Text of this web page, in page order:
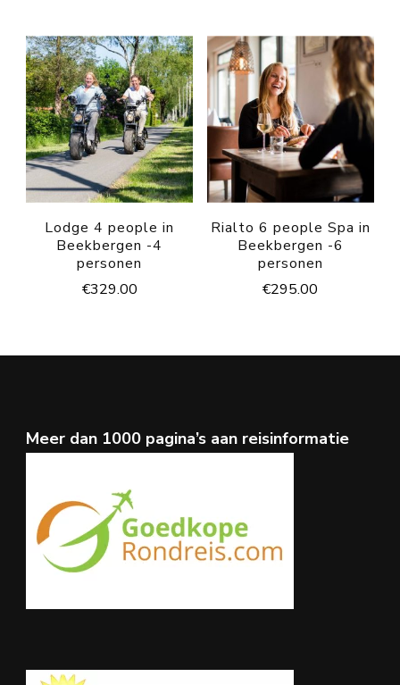
Lodge 4 people in
Beekbergen -4
personen
€329.00
Rialto 6 people Spa in
Beekbergen -6
personen
€295.00
Meer dan 1000 pagina’s aan reisinformatie